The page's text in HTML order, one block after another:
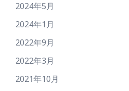
2024年5月
2024年1月
2022年9月
2022年3月
2021年10月